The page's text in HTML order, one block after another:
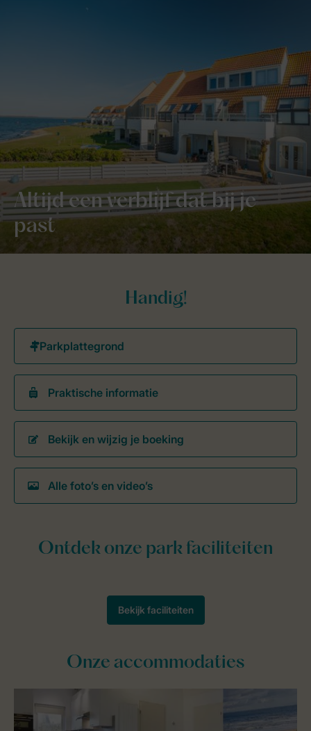
Altijd een verblijf dat bij je
past
Handig!
Praktische informatie
Bekijk en wijzig je boeking
Alle foto’s en video’s
Onze accommodaties